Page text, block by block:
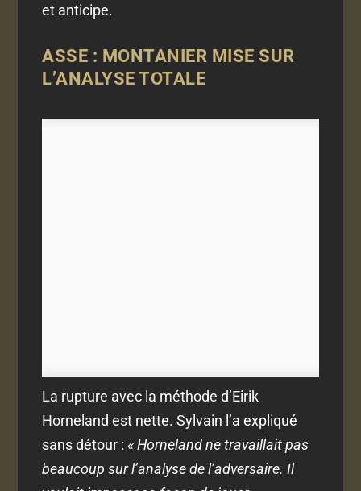
et anticipe.
ASSE : MONTANIER MISE SUR
L’ANALYSE TOTALE
La rupture avec la méthode d’Eirik
Horneland est nette. Sylvain l’a expliqué
sans détour : « Horneland ne travaillait pas
beaucoup sur l’analyse de l’adversaire. Il